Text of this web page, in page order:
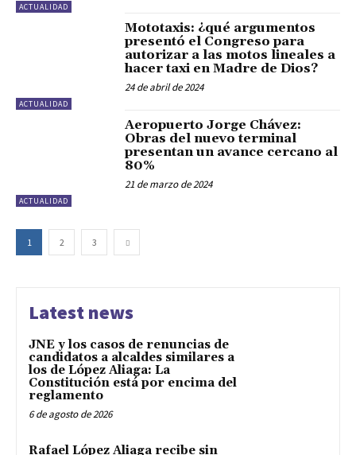
ACTUALIDAD
ACTUALIDAD
Mototaxis: ¿qué argumentos
presentó el Congreso para
autorizar a las motos lineales a
hacer taxi en Madre de Dios?
24 de abril de 2024
ACTUALIDAD
Aeropuerto Jorge Chávez:
Obras del nuevo terminal
presentan un avance cercano al
80%
21 de marzo de 2024
1 2 3
Latest news
JNE y los casos de renuncias de
candidatos a alcaldes similares a
los de López Aliaga: La
Constitución está por encima del
reglamento
6 de agosto de 2026
Rafael López Aliaga recibe sin